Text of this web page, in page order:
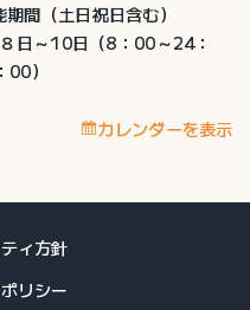
間（土日祝日含む）
日～10日（8：00～24：
）
カレンダーを表示
ィ方針
リシー